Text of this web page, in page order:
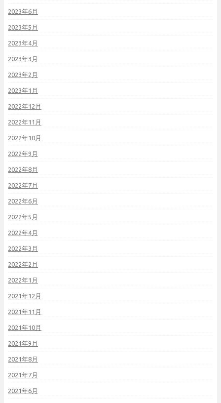
2023年6月
2023年5月
2023年4月
2023年3月
2023年2月
2023年1月
2022年12月
2022年11月
2022年10月
2022年9月
2022年8月
2022年7月
2022年6月
2022年5月
2022年4月
2022年3月
2022年2月
2022年1月
2021年12月
2021年11月
2021年10月
2021年9月
2021年8月
2021年7月
2021年6月